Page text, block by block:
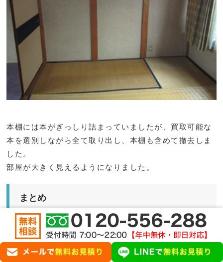
本棚には本がぎっしり詰まっていましたが、買取可能な
本を選別しながら全て取り出し、本棚も含めて撤去しま
した。
部屋が大きく見えるようになりました。
まとめ
4部屋と押入れ、キッチンを中心に、多量の家財を仕分
け・整理し、必要なエリアのみ残す形で作業を完了しま
した。